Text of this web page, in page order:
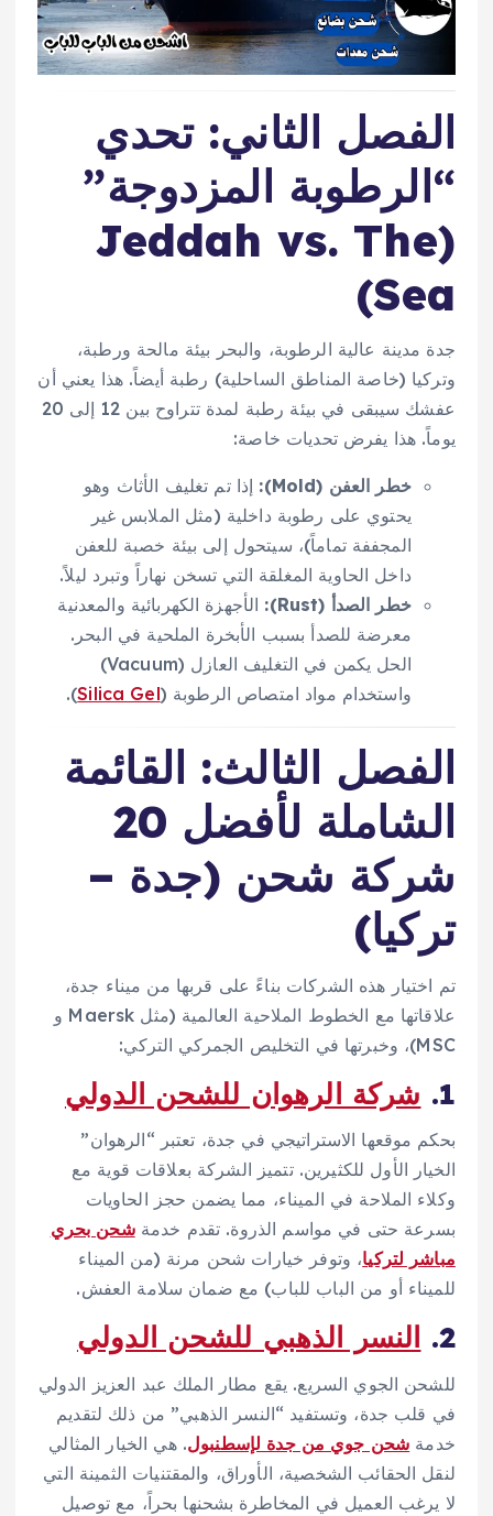
الفصل الثاني: تحدي
“الرطوبة المزدوجة”
(Jeddah vs. The
Sea)
جدة مدينة عالية الرطوبة، والبحر بيئة مالحة ورطبة،
وتركيا (خاصة المناطق الساحلية) رطبة أيضاً. هذا يعني أن
عفشك سيبقى في بيئة رطبة لمدة تتراوح بين 12 إلى 20
يوماً. هذا يفرض تحديات خاصة:
خطر العفن (Mold):
إذا تم تغليف الأثاث وهو
يحتوي على رطوبة داخلية (مثل الملابس غير
المجففة تماماً)، سيتحول إلى بيئة خصبة للعفن
داخل الحاوية المغلقة التي تسخن نهاراً وتبرد ليلاً.
خطر الصدأ (Rust):
الأجهزة الكهربائية والمعدنية
معرضة للصدأ بسبب الأبخرة الملحية في البحر.
الحل يكمن في التغليف العازل (Vacuum)
واستخدام مواد امتصاص الرطوبة (Silica Gel
).
الفصل الثالث: القائمة
الشاملة لأفضل 20
شركة شحن (جدة –
تركيا)
تم اختيار هذه الشركات بناءً على قربها من ميناء جدة،
علاقاتها مع الخطوط الملاحية العالمية (مثل Maersk و
MSC)، وخبرتها في التخليص الجمركي التركي:
1. شركة الرهوان للشحن الدولي
بحكم موقعها الاستراتيجي في جدة، تعتبر “الرهوان”
الخيار الأول للكثيرين. تتميز الشركة بعلاقات قوية مع
وكلاء الملاحة في الميناء، مما يضمن حجز الحاويات
بسرعة حتى في مواسم الذروة. تقدم خدمةشحن بحري
مباشر لتركيا، وتوفر خيارات شحن مرنة (من الميناء
للميناء أو من الباب للباب) مع ضمان سلامة العفش.
2. النسر الذهبي للشحن الدولي
للشحن الجوي السريع. يقع مطار الملك عبد العزيز الدولي
في قلب جدة، وتستفيد “النسر الذهبي” من ذلك لتقديم
خدمة شحن جوي من جدة لإسطنبول. هي الخيار المثالي
لنقل الحقائب الشخصية، الأوراق، والمقتنيات الثمينة التي
لا يرغب العميل في المخاطرة بشحنها بحراً، مع توصيل